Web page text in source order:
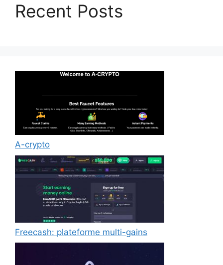
Recent Posts
A-crypto
Freecash: plateforme multi-gains